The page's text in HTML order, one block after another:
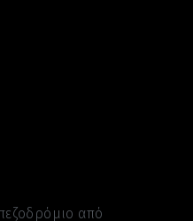
από